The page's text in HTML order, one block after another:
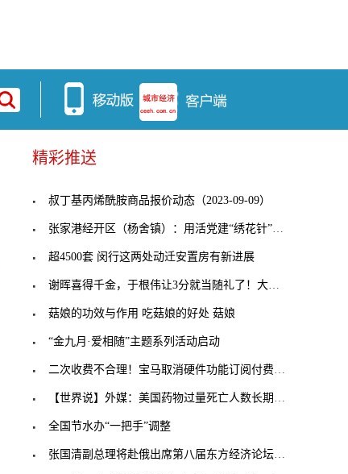
精彩推送
叔丁基丙烯酰胺商品报价动态（2023-09-09）
张家港经开区（杨舍镇）：用活党建“绣花针”，穿起
超4500套 闵行这两处动迁安置房有新进展
谢晖喜得千金，于根伟让3分就当随礼了！大连人客战
菇娘的功效与作用 吃菇娘的好处 菇娘
“金九月·爱相随”主题系列活动启动
二次收费不合理！宝马取消硬件功能订阅付费，奔驰不
【世界说】外媒：美国药物过量死亡人数长期处于历史
全国节水办“一把手”调整
张国清副总理将赴俄出席第八届东方经济论坛，外交部